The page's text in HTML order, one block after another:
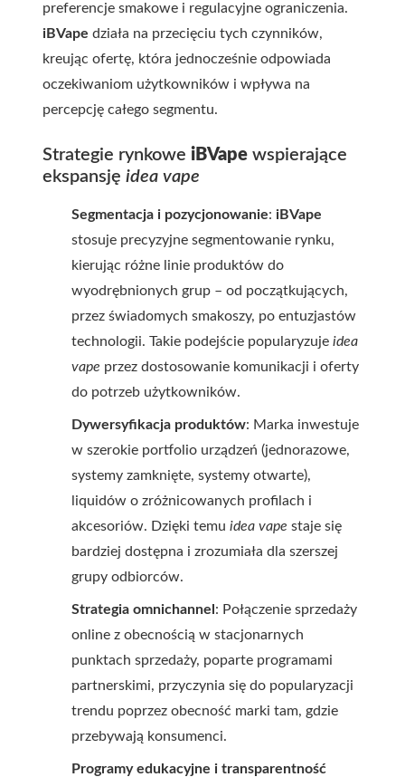
preferencje smakowe i regulacyjne ograniczenia.
iBVape działa na przecięciu tych czynników,
kreując ofertę, która jednocześnie odpowiada
oczekiwaniom użytkowników i wpływa na
percepcję całego segmentu.
Strategie rynkowe iBVape wspierające
ekspansję idea vape
Segmentacja i pozycjonowanie: iBVape
stosuje precyzyjne segmentowanie rynku,
kierując różne linie produktów do
wyodrębnionych grup – od początkujących,
przez świadomych smakoszy, po entuzjastów
technologii. Takie podejście popularyzuje idea
vape przez dostosowanie komunikacji i oferty
do potrzeb użytkowników.
Dywersyfikacja produktów: Marka inwestuje
w szerokie portfolio urządzeń (jednorazowe,
systemy zamknięte, systemy otwarte),
liquidów o zróżnicowanych profilach i
akcesoriów. Dzięki temu idea vape staje się
bardziej dostępna i zrozumiała dla szerszej
grupy odbiorców.
Strategia omnichannel : Połączenie sprzedaży
online z obecnością w stacjonarnych
punktach sprzedaży, poparte programami
partnerskimi, przyczynia się do popularyzacji
trendu poprzez obecność marki tam, gdzie
przebywają konsumenci.
Programy edukacyjne i transparentność